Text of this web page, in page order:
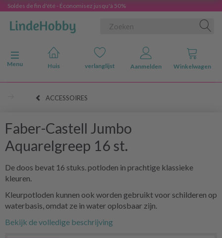
Soldes de fin d'été - Économisez jusqu'à 50%
Navigatie in-/uitschakelen
Menu
Huis verlanglijst Aanmelden Winkelwagen
ACCESSOIRES
Faber-Castell Jumbo
Aquarelgreep 16 st.
De doos bevat 16 stuks. potloden in prachtige klassieke
kleuren.
Kleurpotloden kunnen ook worden gebruikt voor schilderen op
waterbasis, omdat ze in water oplosbaar zijn.
Bekijk de volledige beschrijving